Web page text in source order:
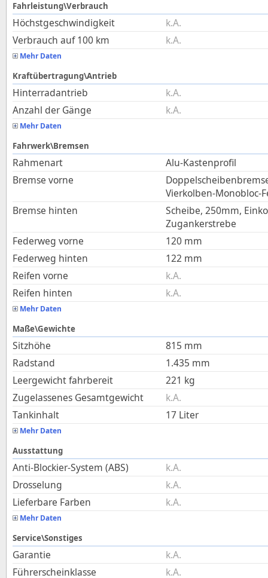
Fahrleistung\Verbrauch
Höchstgeschwindigkeit
k.A.
Verbrauch auf 100 km
k.A.
Mehr Daten
Kraftübertragung\Antrieb
Hinterradantrieb
k.A.
Anzahl der Gänge
k.A.
Mehr Daten
Fahrwerk\Bremsen
Rahmenart
Alu-Kastenprofil
Bremse vorne
Vierkolben-Monobloc-
Bremse hinten
Scheibe, 250mm,
Zugankerstrebe
Federweg vorne
120 mm
Federweg hinten
122 mm
Reifen vorne
k.A.
Reifen hinten
k.A.
Mehr Daten
Maße\Gewichte
Sitzhöhe 815 mm
Radstand
1.435 mm
Leergewicht fahrbereit
221 kg
Zugelassenes Gesamtgewicht
k.A.
Tankinhalt
17 Liter
Mehr Daten
Ausstattung
Anti-Blockier-System (ABS)
k.A.
Drosselung
k.A.
Lieferbare Farben
k.A.
Mehr Daten
Service\Sonstiges
Garantie
k.A.
Führerscheinklasse
k.A.